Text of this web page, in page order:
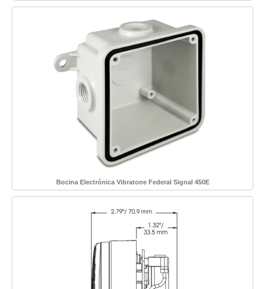
Bocina Electrónica Vibratone Federal Signal 450E